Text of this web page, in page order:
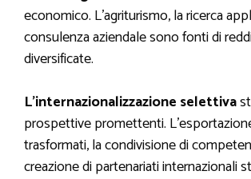
economico. L’agriturismo, la ricerca
consulenza aziendale sono fonti di
diversificate.
L’internazionalizzazione selettiva
prospettive promettenti.
trasformati, la condivisione di
creazione di partenariati internazionali